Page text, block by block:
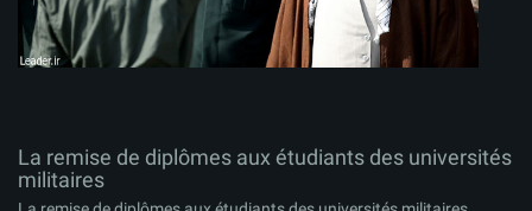
La remise de diplômes aux étudiants des universités
militaires